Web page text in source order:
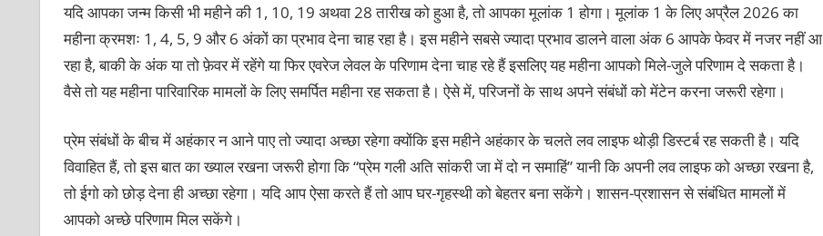
यदि आपका जन्म किसी भी महीने की 1, 10, 19 अथवा 28 तारीख को हुआ है, तो आपका मूलांक 1 होगा। मूलांक 1 के लिए अप्रैल 2026 का
महीना क्रमशः 1, 4, 5, 9 और 6 अंकों का प्रभाव देना चाह रहा है। इस महीने सबसे ज्यादा प्रभाव डालने वाला अंक 6 आपके फेवर में नजर नहीं आ
रहा है, बाकी के अंक या तो फ़ेवर में रहेंगे या फिर एवरेज लेवल के परिणाम देना चाह रहे हैं इसलिए यह महीना आपको मिले-जुले परिणाम दे सकता है।
वैसे तो यह महीना पारिवारिक मामलों के लिए समर्पित महीना रह सकता है। ऐसे में, परिजनों के साथ अपने संबंधों को मेंटेन करना जरूरी रहेगा।
प्रेम संबंधों के बीच में अहंकार न आने पाए तो ज्यादा अच्छा रहेगा क्योंकि इस महीने अहंकार के चलते लव लाइफ थोड़ी डिस्टर्ब रह सकती है। यदि
विवाहित हैं, तो इस बात का ख्याल रखना जरूरी होगा कि “प्रेम गली अति सांकरी जा में दो न समाहिं” यानी कि अपनी लव लाइफ को अच्छा रखना है,
तो ईगो को छोड़ देना ही अच्छा रहेगा। यदि आप ऐसा करते हैं तो आप घर-गृहस्थी को बेहतर बना सकेंगे। शासन-प्रशासन से संबंधित मामलों में
आपको अच्छे परिणाम मिल सकेंगे।